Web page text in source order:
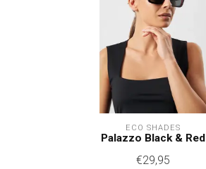
ECO SHADES
Palazzo Black & Red
€29,95